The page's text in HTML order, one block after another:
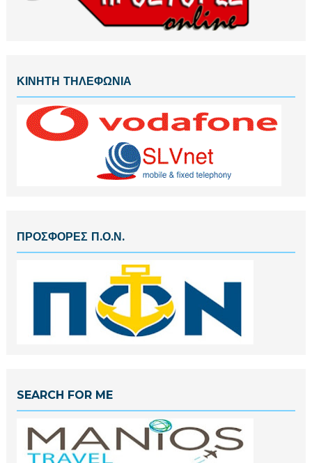
ΚΙΝΗΤΗ ΤΗΛΕΦΩΝΙΑ
ΠΡΟΣΦΟΡΕΣ Π.Ο.Ν.
SEARCH FOR ME